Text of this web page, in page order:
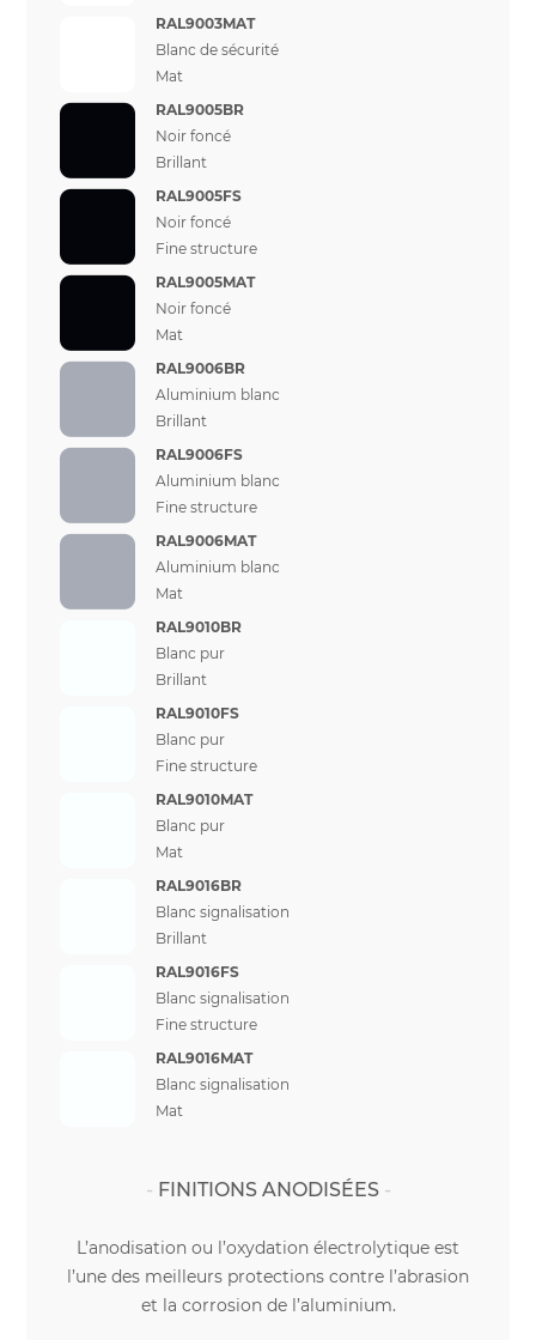
RAL9003MAT
Blanc de sécurité
Mat
RAL9005BR
Noir foncé
Brillant
RAL9005FS
Noir foncé
Fine structure
RAL9005MAT
Noir foncé
Mat
RAL9006BR
Aluminium blanc
Brillant
RAL9006FS
Aluminium blanc
Fine structure
RAL9006MAT
Aluminium blanc
Mat
RAL9010BR
Blanc pur
Brillant
RAL9010FS
Blanc pur
Fine structure
RAL9010MAT
Blanc pur
Mat
RAL9016BR
Blanc signalisation
Brillant
RAL9016FS
Blanc signalisation
Fine structure
RAL9016MAT
Blanc signalisation
Mat
FINITIONS ANODISÉES
L’anodisation ou l’oxydation électrolytique est
l’une des meilleurs protections contre l’abrasion
et la corrosion de l’aluminium.